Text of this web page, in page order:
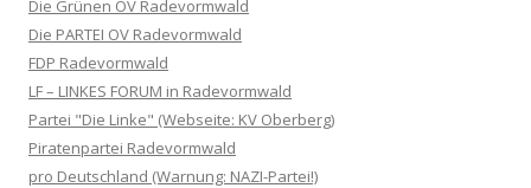
Die Grünen OV Radevormwald
Die PARTEI OV Radevormwald
FDP Radevormwald
LF – LINKES FORUM in Radevormwald
Partei "Die Linke" (Webseite: KV Oberberg)
Piratenpartei Radevormwald
pro Deutschland (Warnung: NAZI-Partei!)